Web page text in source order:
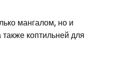
мангалом, но и
коптильней для